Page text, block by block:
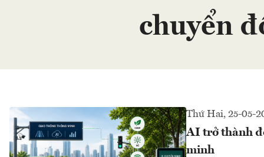
chuyển
Thứ Hai, 25-05-
AI trở thành
minh